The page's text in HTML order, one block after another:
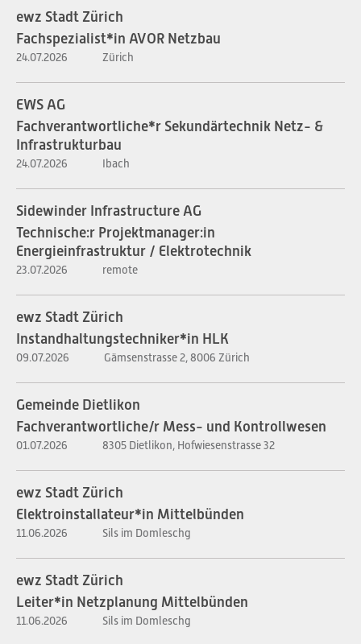
ewz Stadt Zürich
Fachspezialist*in AVOR Netzbau
24.07.2026 Zürich
EWS AG
Fachverantwortliche*r Sekundärtechnik Netz- &
Infrastrukturbau
24.07.2026 Ibach
Sidewinder Infrastructure AG
Technische:r Projektmanager:in
Energieinfrastruktur / Elektrotechnik
23.07.2026 remote
ewz Stadt Zürich
Instandhaltungstechniker*in HLK
09.07.2026 Gämsenstrasse 2, 8006 Zürich
Gemeinde Dietlikon
Fachverantwortliche/r Mess- und Kontrollwesen
01.07.2026 8305 Dietlikon, Hofwiesenstrasse 32
ewz Stadt Zürich
Elektroinstallateur*in Mittelbünden
11.06.2026 Sils im Domleschg
ewz Stadt Zürich
Leiter*in Netzplanung Mittelbünden
11.06.2026 Sils im Domleschg